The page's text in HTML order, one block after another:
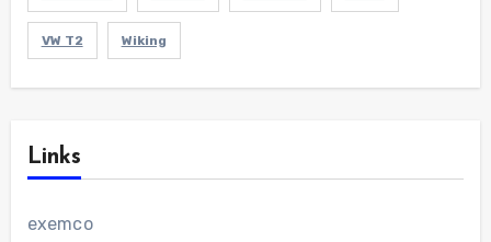
VW T2 Wiking
Links
exemco